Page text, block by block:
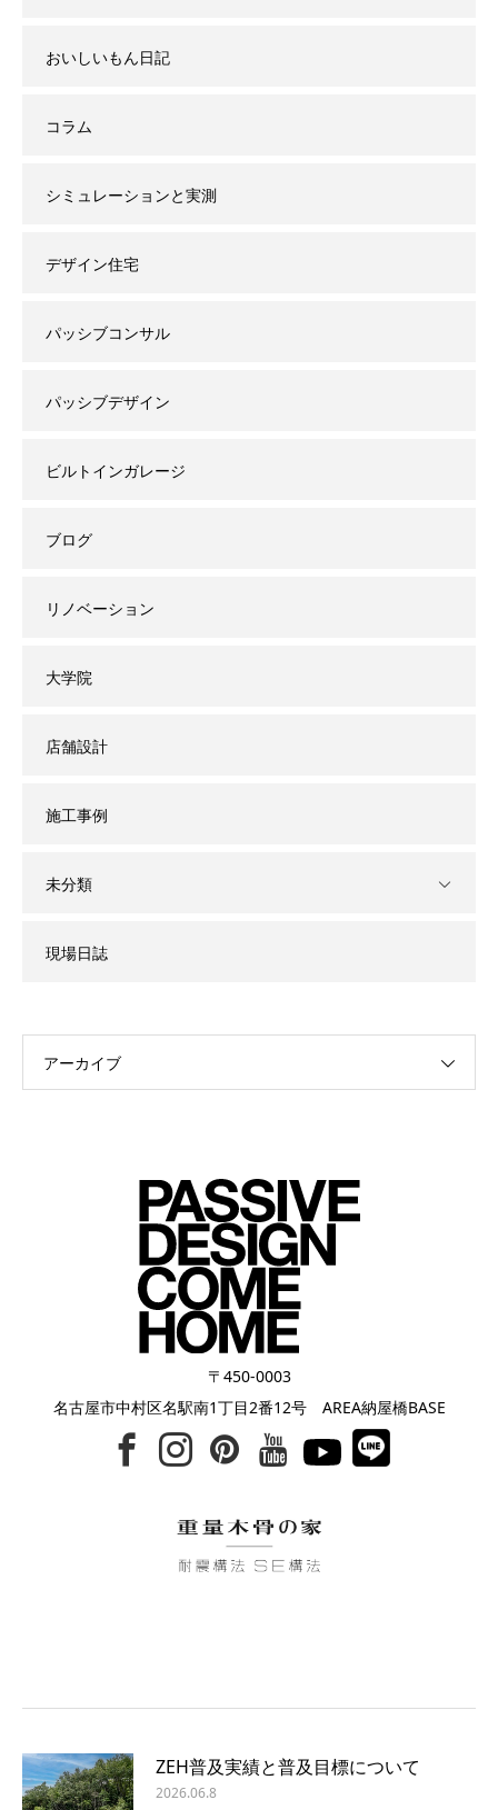
おいしいもん日記
コラム
シミュレーションと実測
デザイン住宅
パッシブコンサル
パッシブデザイン
ビルトインガレージ
ブログ
リノベーション
大学院
店舗設計
施工事例
未分類
現場日誌
アーカイブ
〒450-0003
名古屋市中村区名駅南1丁目2番12号 AREA納屋橋BASE
ZEH普及実績と普及目標について
2026.06.8